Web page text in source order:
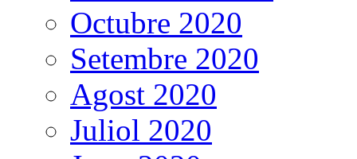
Octubre 2020
Setembre 2020
Agost 2020
Juliol 2020